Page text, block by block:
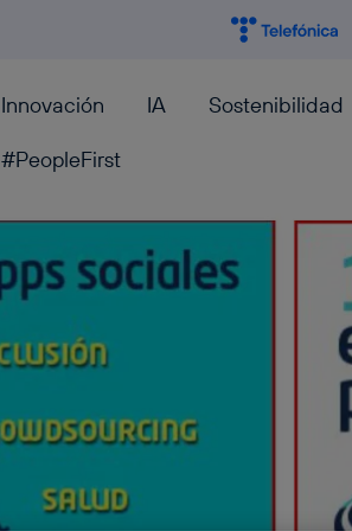
Innovación IA Sostenibilidad
#PeopleFirst